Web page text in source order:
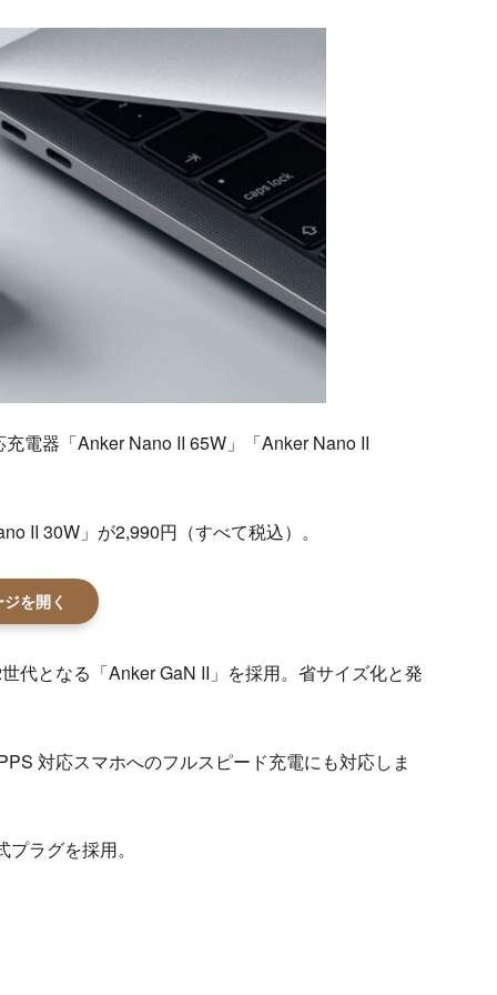
電器「Anker Nano II 65W」「Anker Nano II
II 30W」が2,990円（すべて税込）。
を開く
代となる「Anker GaN II」を採用。省サイズ化と発
対応スマホへのフルスピード充電にも対応しま
ラグを採用。